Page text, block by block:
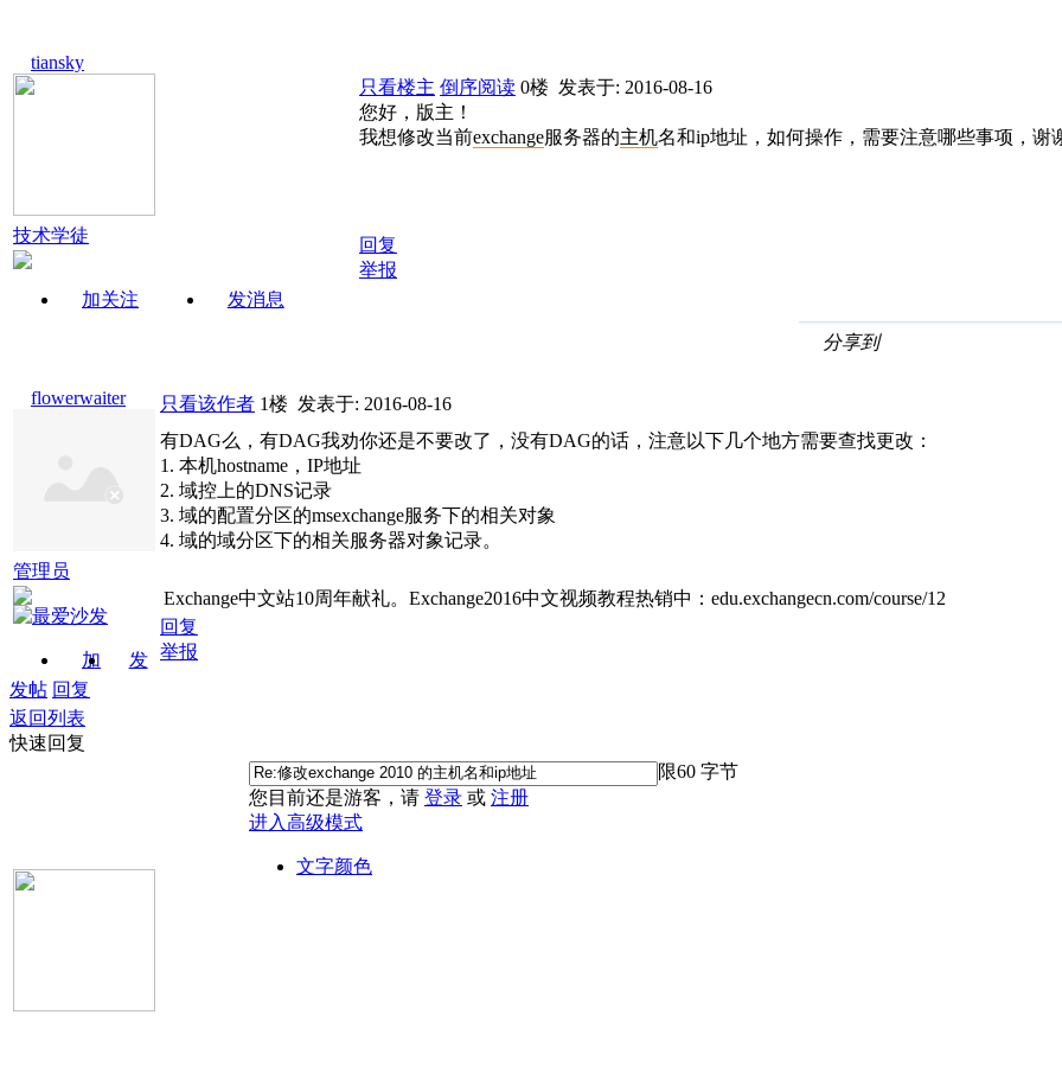
tiansky
技术学徒
加关注 发消息
只看楼主 倒序阅读 0楼 发表于: 2016-08-16
您好，版主！
我想修改当前exchange服务器的主机名和ip地址，如何操作，需要注意哪些事项，谢
回复
举报
分享到
flowerwaiter
管理员
加
关注
发
只看该作者 1楼 发表于: 2016-08-16
有DAG么，有DAG我劝你还是不要改了，没有DAG的话，注意以下几个地方需要查找更改：
1. 本机hostname，IP地址
2. 域控上的DNS记录
3. 域的配置分区的msexchange服务下的相关对象
4. 域的域分区下的相关服务器对象记录。
Exchange中文站10周年献礼。Exchange2016中文视频教程热销中：edu.exchangecn.com/course/12
回复
举报
发帖 回复
返回列表
快速回复
限60 字节
您目前还是游客，请 登录 或 注册
进入高级模式
文字颜色